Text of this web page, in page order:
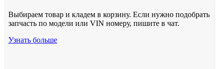
Выбираем товар и кладем в корзину. Если нужно подобрать
запчасть по модели или VIN номеру, пишите в чат.
Узнать больше